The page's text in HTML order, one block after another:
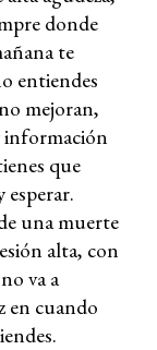
donde
te
entiendes
mejoran,
información
que
esperar.
una muerte
alta, con
va a
en cuando